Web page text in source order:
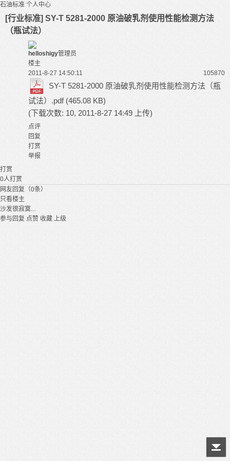
石油标准 个人中心
[行业标准] SY-T 5281-2000 原油破乳剂使用性能检测方法
（瓶试法）
helloshigy管理员
楼主
2011-8-27 14:50:11
105870
SY-T 5281-2000 原油破乳剂使用性能检测方法（瓶
试法）.pdf (465.08 KB)
(下载次数: 10, 2011-8-27 14:49 上传)
点评
回复
打赏
举报
打赏
0人打赏
网友回复（0条）
只看楼主
沙发很寂寞...
参与回复 点赞 收藏 上级